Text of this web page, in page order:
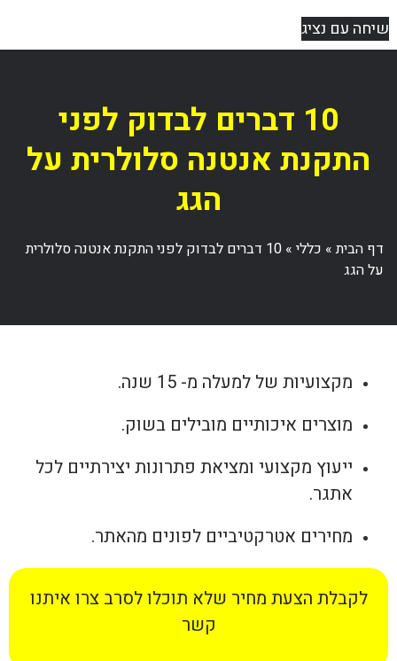
שיחה עם נציג
10 דברים לבדוק לפני
התקנת אנטנה סלולרית על
הגג
דף הבית» כללי»
10 דברים לבדוק לפני התקנת אנטנה סלולרית
על הגג
מקצועיות של למעלה מ- 15 שנה.
מוצרים איכותיים מובילים בשוק.
ייעוץ מקצועי ומציאת פתרונות יצירתיים לכל
אתגר.
מחירים אטרקטיביים לפונים מהאתר.
לקבלת הצעת מחיר שלא תוכלו לסרב צרו איתנו
קשר